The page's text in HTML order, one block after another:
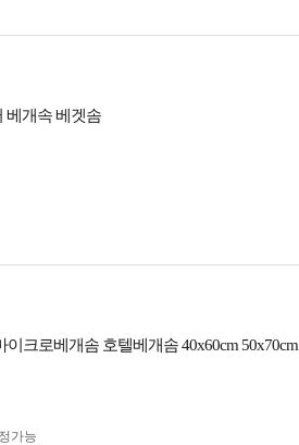
베개속 베겟솜
이크로베개솜 호텔베개솜 40x60cm 50x70cm
가능